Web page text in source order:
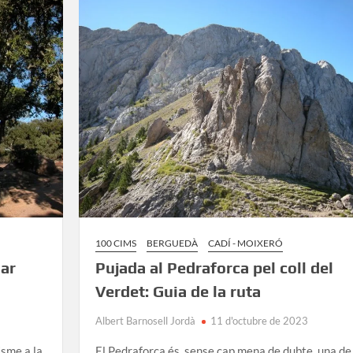
Portbou:
una
ruta
de
mar
i
muntanya
100 CIMS BERGUEDÀ CADÍ - MOIXERÓ
Pujada al Pedraforca pel coll del
Verdet: Guia de la ruta
Albert Barnosell Jordà 11 d'octubre de 2023